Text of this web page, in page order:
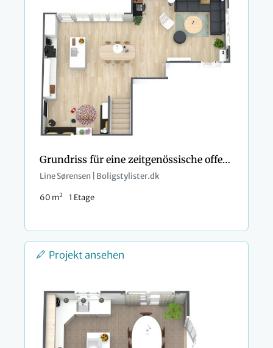
Grundriss für eine zeitgenössische offene Küche
Line Sørensen | Boligstylister.dk
60 m2 1 Etage
Projekt ansehen